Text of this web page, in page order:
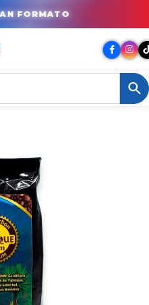
FORMATO